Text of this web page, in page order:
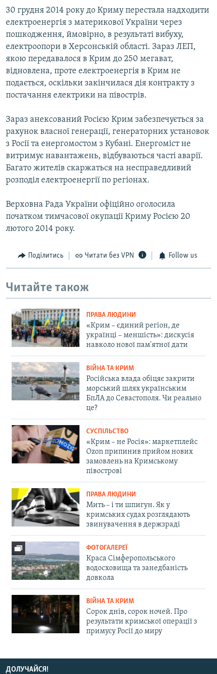
30 грудня 2014 року до Криму перестала надходити
електроенергія з материкової України через
пошкодження, ймовірно, в результаті вибуху,
електроопори в Херсонській області. Зараз ЛЕП,
якою передавалося в Крим до 250 мегават,
відновлена, проте електроенергія в Крим не
подається, оскільки закінчилася дія контракту з
постачання електрики на півострів.
Зараз анексований Росією Крим забезпечується за
рахунок власної генерації, генераторних установок
з Росії та енергомостом з Кубані. Енергоміст не
витримує навантажень, відбуваються часті аварії.
Багато жителів скаржаться на несправедливий
розподіл електроенергії по регіонах.
Верховна Рада України офіційно оголосила
початком тимчасової окупації Криму Росією 20
лютого 2014 року.
Поділитись Читати без VPN Follow us
Читайте також
ПРАВА ЛЮДИНИ
«Крим – єдиний регіон, де
українці – меншість»: дискусія
навколо нової пам'ятної дати
ВІЙНА ТА КРИМ
Російська влада обіцяє закрити
морський шлях українським
БпЛА до Севастополя. Чи реально
це?
СУСПІЛЬСТВО
«Крим – не Росія»: маркетплейс
Ozon припинив прийом нових
замовлень на Кримському
півострові
ПРАВА ЛЮДИНИ
Мить – і ти шпигун. Як у
кримських судах розглядають
звинувачення в держзраді
ФОТОГАЛЕРЕЇ
Краса Сімферопольського
водосховища та занедбаність
довкола
ВІЙНА ТА КРИМ
Сорок днів, сорок ночей. Про
результати кримської операції з
примусу Росії до миру
ДОЛУЧАЙСЯ!